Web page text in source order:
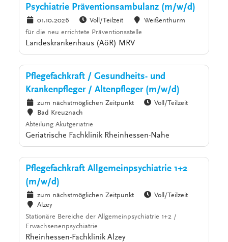
Psychiatrie Präventionsambulanz (m/w/d)
01.10.2026 Voll/Teilzeit
Weißenthurm
für die neu errichtete Präventionsstelle
Landeskrankenhaus (AöR) MRV
Pflegefachkraft / Gesundheits- und
Krankenpfleger / Altenpfleger (m/w/d)
zum nächstmöglichen Zeitpunkt
Voll/Teilzeit
Bad Kreuznach
Abteilung Akutgeriatrie
Geriatrische Fachklinik Rheinhessen-Nahe
Pflegefachkraft Allgemeinpsychiatrie 1+2
(m/w/d)
zum nächstmöglichen Zeitpunkt
Voll/Teilzeit
Alzey
Stationäre Bereiche der Allgemeinpsychiatrie 1+2 /
Erwachsenenpsychiatrie
Rheinhessen-Fachklinik Alzey